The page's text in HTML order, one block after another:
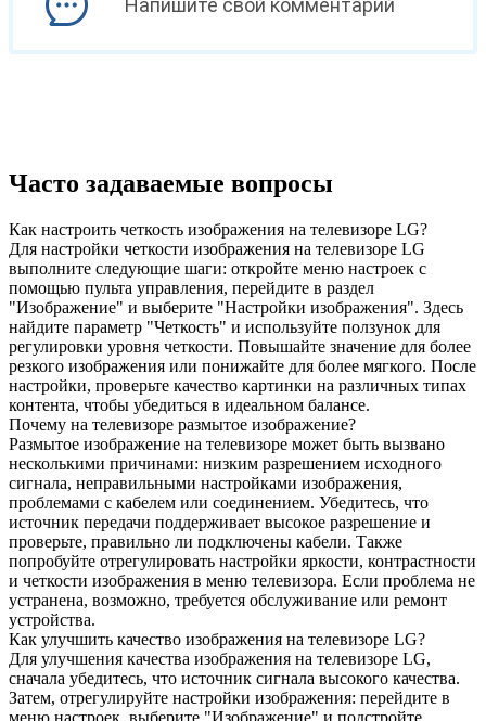
Напишите свой комментарий
Часто задаваемые вопросы
Как настроить четкость изображения на телевизоре LG?
Для настройки четкости изображения на телевизоре LG
выполните следующие шаги: откройте меню настроек с
помощью пульта управления, перейдите в раздел
"Изображение" и выберите "Настройки изображения". Здесь
найдите параметр "Четкость" и используйте ползунок для
регулировки уровня четкости. Повышайте значение для более
резкого изображения или понижайте для более мягкого. После
настройки, проверьте качество картинки на различных типах
контента, чтобы убедиться в идеальном балансе.
Почему на телевизоре размытое изображение?
Размытое изображение на телевизоре может быть вызвано
несколькими причинами: низким разрешением исходного
сигнала, неправильными настройками изображения,
проблемами с кабелем или соединением. Убедитесь, что
источник передачи поддерживает высокое разрешение и
проверьте, правильно ли подключены кабели. Также
попробуйте отрегулировать настройки яркости, контрастности
и четкости изображения в меню телевизора. Если проблема не
устранена, возможно, требуется обслуживание или ремонт
устройства.
Как улучшить качество изображения на телевизоре LG?
Для улучшения качества изображения на телевизоре LG,
сначала убедитесь, что источник сигнала высокого качества.
Затем, отрегулируйте настройки изображения: перейдите в